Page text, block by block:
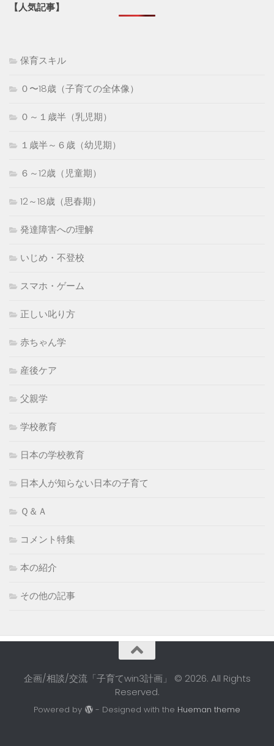
【人気記事】
保育スキル
０〜18歳（子育ての全体像）
０～１歳半（乳児期）
１歳半～６歳（幼児期）
６～12歳（児童期）
12～18歳（思春期）
発達障害への理解
いじめ・不登校
スマホ・ゲーム
正しい叱り方
赤ちゃん学
産後ケア
父親学
学校教育
日本の学校教育
日本人が知らない日本の子育て
Ｑ＆Ａ
コメント特集
本の紹介
その他の記事
企画/相談/交流「子育てwin3計画」 © 2026. All Rights
Reserved.
Powered by - Designed with the Hueman theme